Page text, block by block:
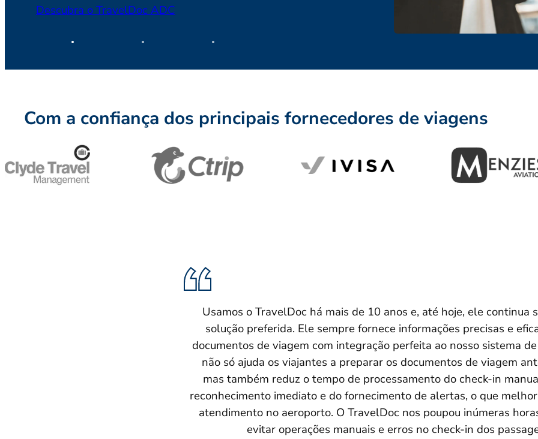
Descubra o TravelDoc ADC
Com a confiança dos principais fornecedores de viagens
Usamos o TravelDoc há mais de 10 anos e, até hoje, ele continua
solução preferida. Ele sempre fornece informações precisas e
documentos de viagem com integração perfeita ao nosso sistema
não só ajuda os viajantes a preparar os documentos de viagem
mas também reduz o tempo de processamento do check-in
reconhecimento imediato e do fornecimento de alertas, o que
atendimento no aeroporto. O TravelDoc nos poupou inúmeras
evitar operações manuais e erros no check-in dos